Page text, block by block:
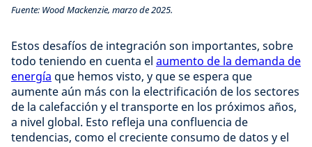
Fuente: Wood Mackenzie, marzo de 2025.
Estos desafíos de integración son importantes, sobre
todo teniendo en cuenta el aumento de la demanda de
energía que hemos visto, y que se espera que
aumente aún más con la electrificación de los sectores
de la calefacción y el transporte en los próximos años,
a nivel global. Esto refleja una confluencia de
tendencias, como el creciente consumo de datos y el